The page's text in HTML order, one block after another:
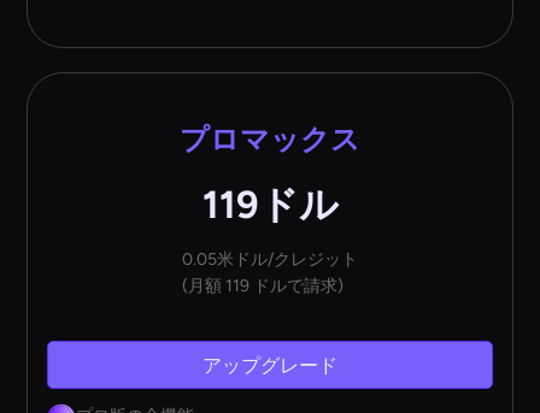
プロマックス
119ドル
0.05米ドル/クレジット
(月額 119 ドルで請求)
アップグレード